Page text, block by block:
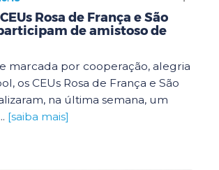
Rosa de França e São
de amistoso de
marcada por cooperação, alegria
os CEUs Rosa de França e São
na última semana, um
[saiba mais]